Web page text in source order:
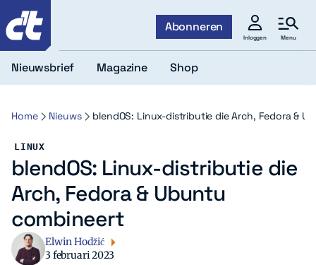
Abonneren
Inloggen Menu
Nieuwsbrief Magazine Shop
Home Nieuws blendOS: Linux-distributie die Arch, Fedora &
LINUX
blendOS: Linux-distributie die
Arch, Fedora & Ubuntu
combineert
Elwin Hodžić
3 februari 2023